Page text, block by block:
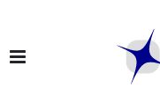
Navigation